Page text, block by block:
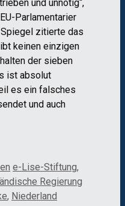
und unnötig“,
Parlamentarier
zitierte das
keinen einzigen
der sieben
ist absolut
es ein falsches
und auch
Schlagwörter
e-Lise-Stiftung,
Regierung
, Niederland